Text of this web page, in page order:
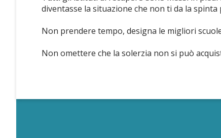
diventasse la situazione che non ti da la
Non prendere tempo, designa le migliori
Non omettere che la solerzia non si può